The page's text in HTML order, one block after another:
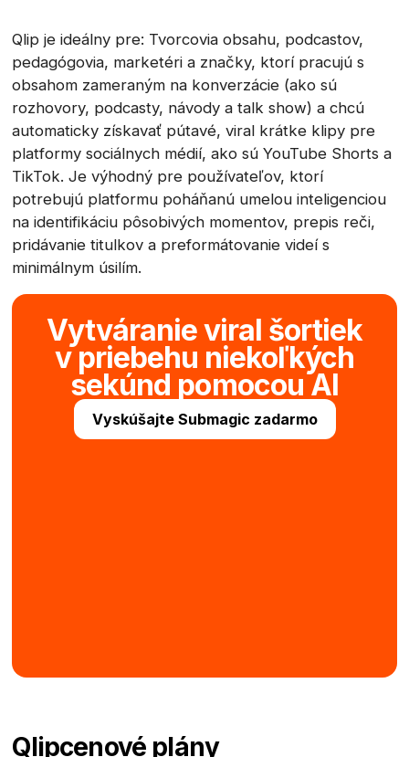
Qlip je ideálny pre: Tvorcovia obsahu, podcastov,
pedagógovia, marketéri a značky, ktorí pracujú s
obsahom zameraným na konverzácie (ako sú
rozhovory, podcasty, návody a talk show) a chcú
automaticky získavať pútavé, viral krátke klipy pre
platformy sociálnych médií, ako sú YouTube Shorts a
TikTok. Je výhodný pre používateľov, ktorí
potrebujú platformu poháňanú umelou inteligenciou
na identifikáciu pôsobivých momentov, prepis reči,
pridávanie titulkov a preformátovanie videí s
minimálnym úsilím.
Vytváranie viral šortiek
v priebehu niekoľkých
sekúnd pomocou AI
Vyskúšajte Submagic zadarmo
Qlipcenové plány